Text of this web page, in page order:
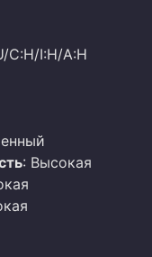
C:H/I:H/A:H
: Высокая